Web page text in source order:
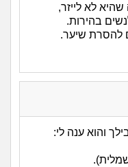
לא לייזר,
בהירות.
להסרת שיער.
והוא ענה לי: